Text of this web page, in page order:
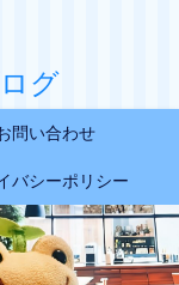
グ
問い合わせ
バシーポリシー